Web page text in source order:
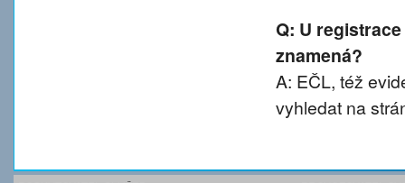
Q: U
znamená?
A: EČL, též
vyhledat na